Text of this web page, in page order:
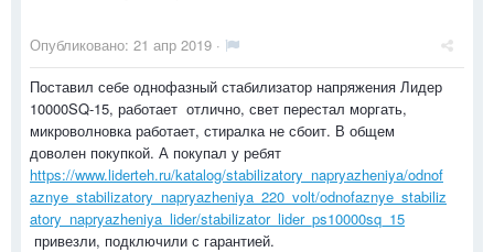
Опубликовано: 21 апр 2019 ·
Поставил себе однофазный стабилизатор напряжения Лидер
10000SQ-15, работает отлично, свет перестал моргать,
микроволновка работает, стиралка не сбоит. В общем
доволен покупкой. А покупал у ребят
https://www.liderteh.ru/katalog/stabilizatory_napryazheniya/odnof
aznye_stabilizatory_napryazheniya_220_volt/odnofaznye_stabiliz
atory_napryazheniya_lider/stabilizator_lider_ps10000sq_15
привезли, подключили с гарантией.